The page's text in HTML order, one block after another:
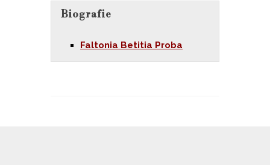
Biografie
Faltonia Betitia Proba